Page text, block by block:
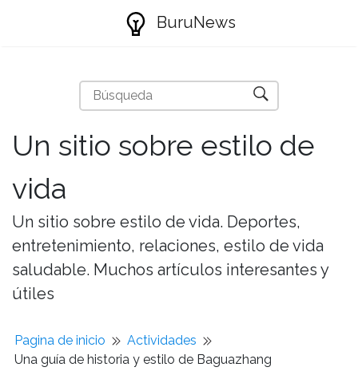
BuruNews
Un sitio sobre estilo de
vida
Un sitio sobre estilo de vida. Deportes,
entretenimiento, relaciones, estilo de vida
saludable. Muchos artículos interesantes y
útiles
Pagina de inicio
Actividades
Una guía de historia y estilo de Baguazhang